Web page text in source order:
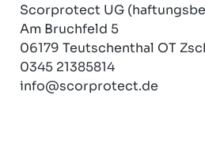
Scorprotect UG
Am Bruchfeld 5
06179 Teutschenthal OT
0345 21385814
info@scorprotect.de